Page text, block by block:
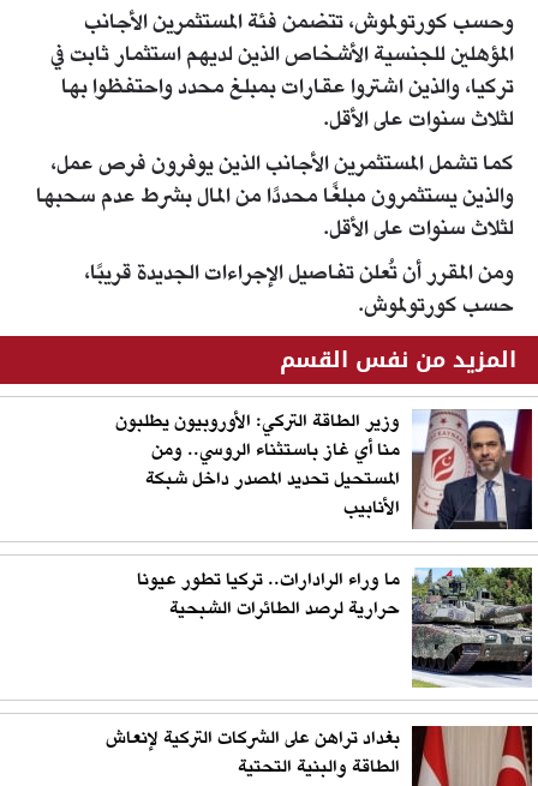
وحسب كورتولموش، تتضمن فئة المستثمرين الأجانب
المؤهلين للجنسية الأشخاص الذين لديهم استثمار ثابت في
تركيا، والذين اشتروا عقارات بمبلغ محدد واحتفظوا بها
لثلاث سنوات على الأقل.
كما تشمل المستثمرين الأجانب الذين يوفرون فرص عمل،
والذين يستثمرون مبلغًا محددًا من المال بشرط عدم سحبها
لثلاث سنوات على الأقل.
ومن المقرر أن تُعلن تفاصيل الإجراءات الجديدة قريبًا،
حسب كورتولموش.
المزيد من نفس القسم
وزير الطاقة التركي: الأوروبيون يطلبون
منا أي غاز باستثناء الروسي.. ومن
المستحيل تحديد المصدر داخل شبكة
الأنابيب
ما وراء الرادارات.. تركيا تطور عيونا
حرارية لرصد الطائرات الشبحية
بغداد تراهن على الشركات التركية لإنعاش
الطاقة والبنية التحتية